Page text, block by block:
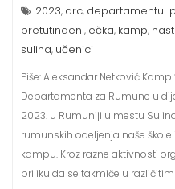
2023, arc, departamentul
pretutindeni, ečka, kamp,
sulina, učenici
Piše: Aleksandar Netković
Departamenta za Rumune u
2023. u Rumuniji u mestu
rumunskih odeljenja naše
kampu. Kroz razne aktivnosti
priliku da se takmiče u